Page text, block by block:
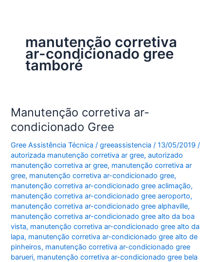
manutenção corretiva
ar-condicionado gree
tamboré
Manutenção corretiva ar-
condicionado Gree
Gree Assistência Técnica /greeassistencia/13/05/2019/
autorizada manutenção corretiva ar gree,autorizado
manutenção corretiva ar gree, manutenção corretiva ar
gree, manutenção corretiva ar-condicionado gree,
manutenção corretiva ar-condicionado gree aclimação,
manutenção corretiva ar-condicionado gree aeroporto,
manutenção corretiva ar-condicionado gree alphaville,
manutenção corretiva ar-condicionado gree alto da boa
vista, manutenção corretiva ar-condicionado gree alto da
lapa, manutenção corretiva ar-condicionado gree alto de
pinheiros, manutenção corretiva ar-condicionado gree
barueri, manutenção corretiva ar-condicionado gree bela